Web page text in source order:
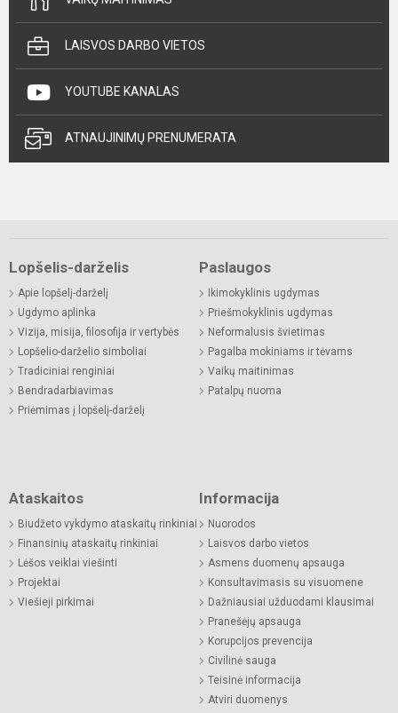
LAISVOS DARBO VIETOS
YOUTUBE KANALAS
ATNAUJINIMŲ PRENUMERATA
Lopšelis-darželis
Apie lopšelį-darželį
Ugdymo aplinka
Vizija, misija, filosofija ir vertybės
Lopšelio-darželio simboliai
Tradiciniai renginiai
Bendradarbiavimas
Priėmimas į lopšelį-darželį
Paslaugos
Ikimokyklinis ugdymas
Priešmokyklinis ugdymas
Neformalusis švietimas
Pagalba mokiniams ir tėvams
Vaikų maitinimas
Patalpų nuoma
Ataskaitos
Biudžeto vykdymo ataskaitų rinkiniai
Finansinių ataskaitų rinkiniai
Lėšos veiklai viešinti
Projektai
Viešieji pirkimai
Informacija
Nuorodos
Laisvos darbo vietos
Asmens duomenų apsauga
Konsultavimasis su visuomene
Dažniausiai užduodami klausimai
Pranešėjų apsauga
Korupcijos prevencija
Civilinė sauga
Teisinė informacija
Atviri duomenys